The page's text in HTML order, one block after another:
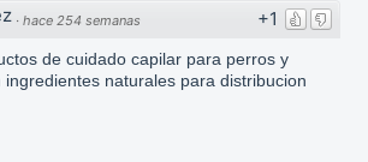
+1
·hace 254 semanas
de cuidado capilar para perros y
ingredientes naturales para distribucion